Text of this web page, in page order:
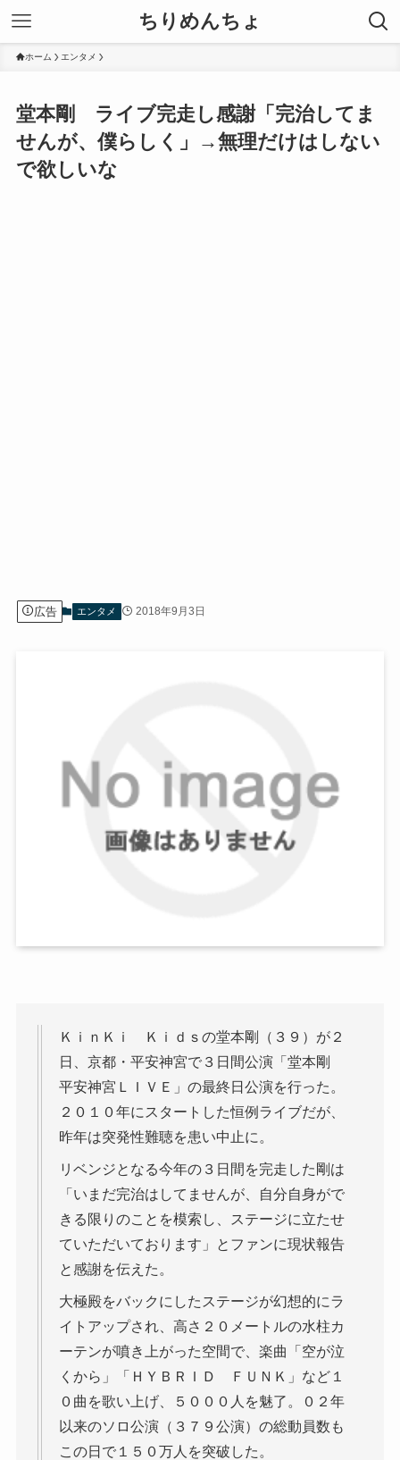
ちりめんちょ
ホーム エンタメ
堂本剛 ライブ完走し感謝「完治してま
せんが、僕らしく」→無理だけはしない
で欲しいな
広告 エンタメ 2018年9月3日
ＫｉｎＫｉ Ｋｉｄｓの堂本剛（３９）が２
日、京都・平安神宮で３日間公演「堂本剛
平安神宮ＬＩＶＥ」の最終日公演を行った。
２０１０年にスタートした恒例ライブだが、
昨年は突発性難聴を患い中止に。
リベンジとなる今年の３日間を完走した剛は
「いまだ完治はしてませんが、自分自身がで
きる限りのことを模索し、ステージに立たせ
ていただいております」とファンに現状報告
と感謝を伝えた。
大極殿をバックにしたステージが幻想的にラ
イトアップされ、高さ２０メートルの水柱カ
ーテンが噴き上がった空間で、楽曲「空が泣
くから」「ＨＹＢＲＩＤ ＦＵＮＫ」など１
０曲を歌い上げ、５０００人を魅了。０２年
以来のソロ公演（３７９公演）の総動員数も
この日で１５０万人を突破した。